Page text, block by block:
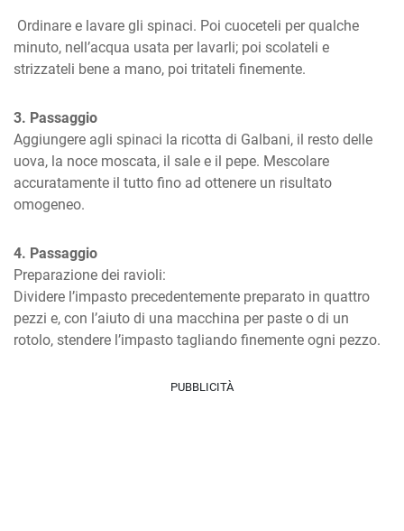
minuto, nell’acqua usata per lavarli; poi scolateli e
strizzateli bene a mano, poi tritateli finemente.
3. Passaggio
Aggiungere agli spinaci la ricotta di Galbani, il resto delle
uova, la noce moscata, il sale e il pepe. Mescolare
accuratamente il tutto fino ad ottenere un risultato
omogeneo.
4. Passaggio
Preparazione dei ravioli:
Dividere l’impasto precedentemente preparato in quattro
pezzi e, con l’aiuto di una macchina per paste o di un
rotolo, stendere l’impasto tagliando finemente ogni pezzo.
PUBBLICITÀ